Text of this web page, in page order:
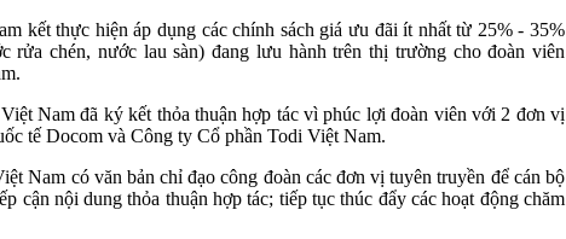
kết thực hiện áp dụng các chính sách giá ưu đãi ít nhất từ 25% - 35%
rửa chén, nước lau sàn) đang lưu hành trên thị trường cho đoàn viên
Nam đã ký kết thỏa thuận hợp tác vì phúc lợi đoàn viên với 2 đơn vị
tế Docom và Công ty Cổ phần Todi Việt Nam.
Nam có văn bản chỉ đạo công đoàn các đơn vị tuyên truyền để cán bộ
cận nội dung thỏa thuận hợp tác; tiếp tục thúc đẩy các hoạt động chăm